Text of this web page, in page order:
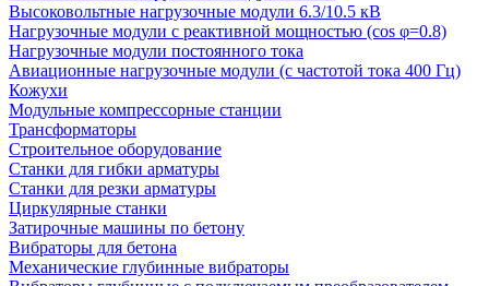
Высоковольтные нагрузочные модули 6.3/10.5 кВ
Нагрузочные модули с реактивной мощностью (cos φ=0.8)
Нагрузочные модули постоянного тока
Авиационные нагрузочные модули (с частотой тока 400 Гц)
Кожухи
Модульные компрессорные станции
Трансформаторы
Строительное оборудование
Станки для гибки арматуры
Станки для резки арматуры
Циркулярные станки
Затирочные машины по бетону
Вибраторы для бетона
Механические глубинные вибраторы